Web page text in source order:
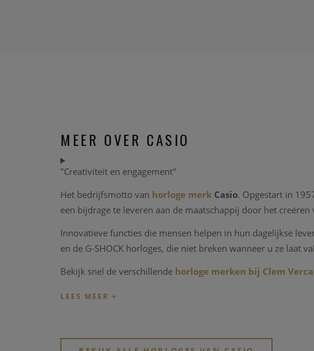
MEER OVER CASIO
"Creativiteit en engagement"
Het bedrijfsmotto van horloge merk Casio. Opgestart in
een bijdrage te leveren aan de maatschappij door het
Innovatieve functies die mensen helpen in hun dagelijkse
en de G-SHOCK horloges, die niet breken wanneer u ze laat
Bekijk snel de verschillende horloge merken bij Clem